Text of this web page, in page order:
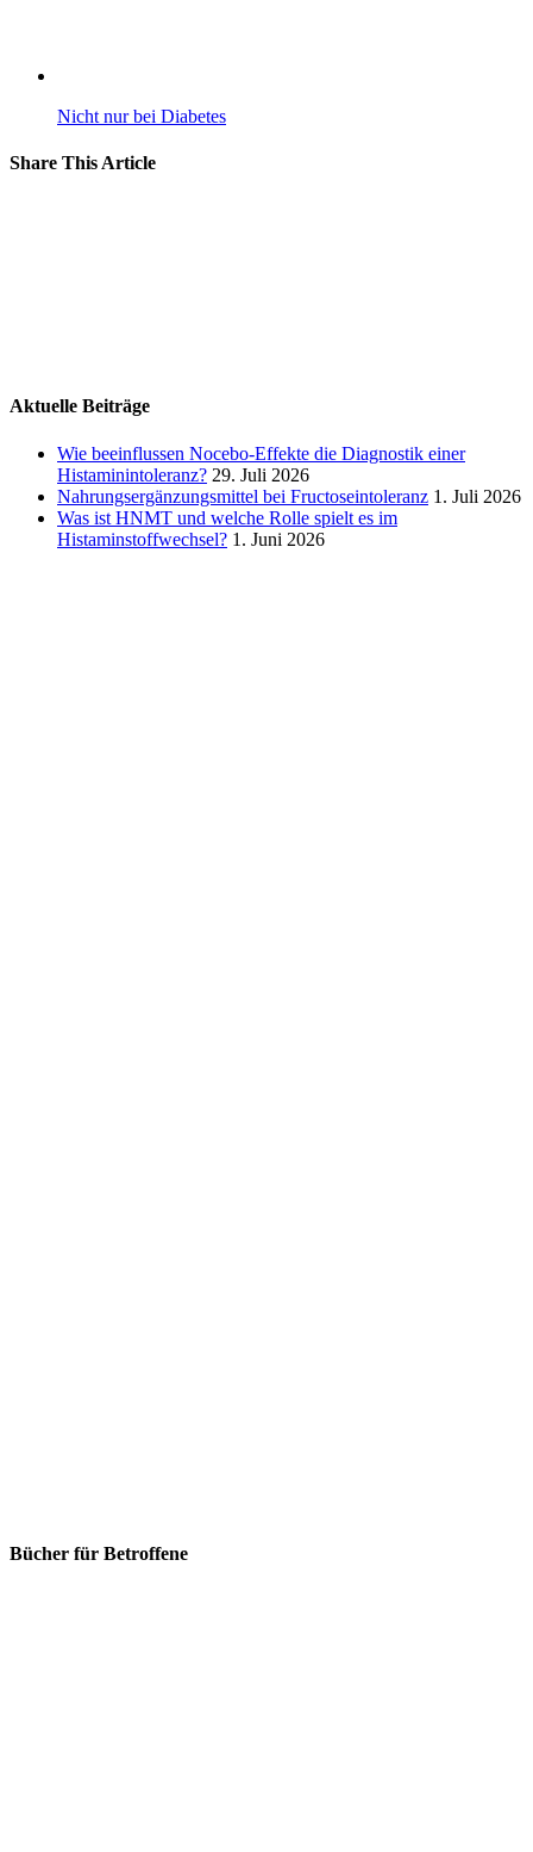
Nicht nur bei Diabetes
Share This Article
Aktuelle Beiträge
Wie beeinflussen Nocebo‑Effekte die Diagnostik einer
Histaminintoleranz? 29. Juli 2026
Nahrungsergänzungsmittel bei Fructoseintoleranz 1. Juli 2026
Was ist HNMT und welche Rolle spielt es im
Histaminstoffwechsel? 1. Juni 2026
Bücher für Betroffene